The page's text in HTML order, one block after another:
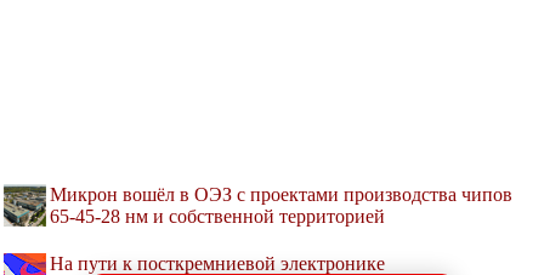
Микрон вошёл в ОЭЗ с проектами производства чипов
65-45-28 нм и собственной территорией
На пути к посткремниевой электронике